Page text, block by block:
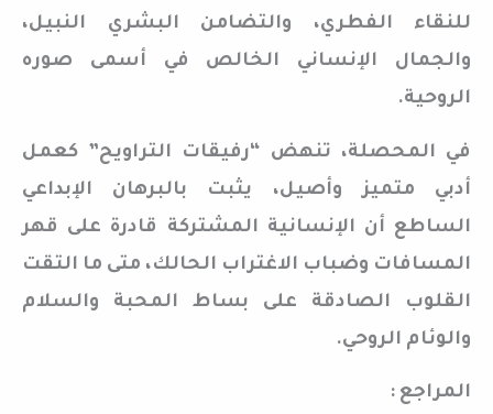
للنقاء الفطري، والتضامن البشري النبيل،
والجمال الإنساني الخالص في أسمى صوره
الروحية.
في المحصلة، تنهض “رفيقات التراويح” كعمل
أدبي متميز وأصيل، يثبت بالبرهان الإبداعي
الساطع أن الإنسانية المشتركة قادرة على قهر
المسافات وضباب الاغتراب الحالك، متى ما التقت
القلوب الصادقة على بساط المحبة والسلام
والوئام الروحي.
المراجع :